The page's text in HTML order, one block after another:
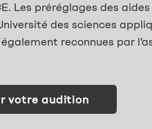
Les préréglages des
des sciences
reconnues par
votre audition